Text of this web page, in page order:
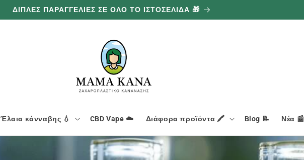
ΔΙΠΛΕΣ ΠΑΡΑΓΓΕΛΙΕΣ ΣΕ ΟΛΟ ΤΟ ΙΣΤΟΣΕΛΙΔΑ 🎁
Έλαια κάνναβης 💧 CBD Vape ☁️ Διάφορα προϊόντα 🖍️ Blog 📝 Νέα 📰